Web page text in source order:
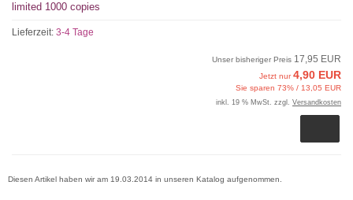
limited 1000 copies
Lieferzeit: 3-4 Tage
Unser bisheriger Preis 17,95 EUR
Jetzt nur4,90 EUR
Sie sparen 73% / 13,05 EUR
inkl. 19 % MwSt. zzgl. Versandkosten
Diesen Artikel haben wir am 19.03.2014 in unseren Katalog aufgenommen.